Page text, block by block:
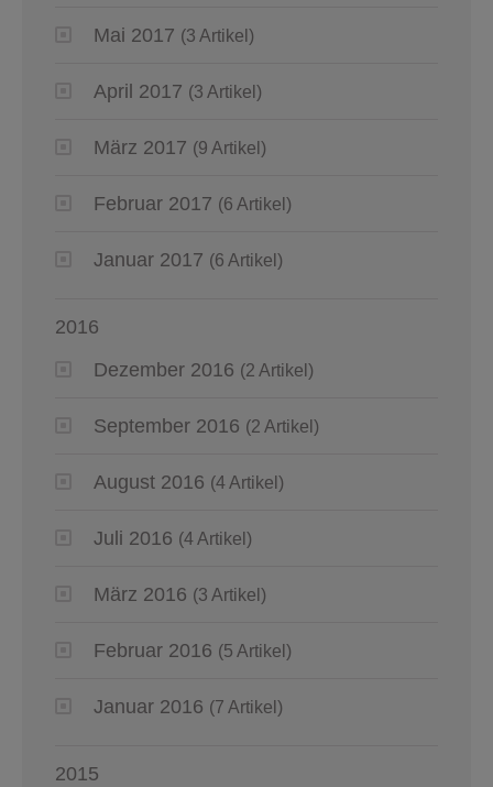
Mai 2017 (3 Artikel)
April 2017 (3 Artikel)
März 2017 (9 Artikel)
Februar 2017 (6 Artikel)
Januar 2017 (6 Artikel)
2016
Dezember 2016 (2 Artikel)
September 2016 (2 Artikel)
August 2016 (4 Artikel)
Juli 2016 (4 Artikel)
März 2016 (3 Artikel)
Februar 2016 (5 Artikel)
Januar 2016 (7 Artikel)
2015